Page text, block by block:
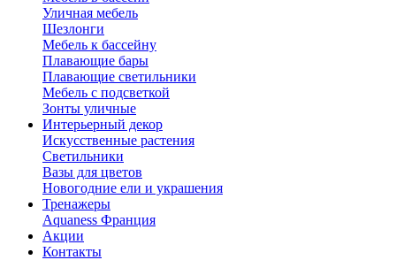
Уличная мебель
Шезлонги
Мебель к бассейну
Плавающие бары
Плавающие светильники
Мебель с подсветкой
Зонты уличные
Интерьерный декор
Искусственные растения
Светильники
Вазы для цветов
Новогодние ели и украшения
Тренажеры
Aquaness Франция
Акции
Контакты